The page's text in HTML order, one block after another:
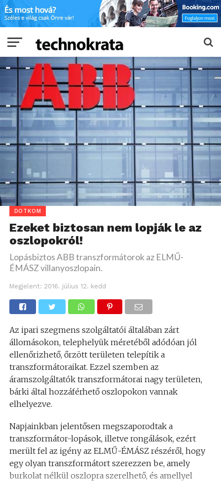
DOTKOM
Ezeket biztosan nem lopják le az
oszlopokról!
Lopásbiztos ABB transzformátorok az ELMŰ-
ÉMÁSZ villanyoszlopain.
Megjelent: 2016. július 12. kedd
Az ipari szegmens szolgáltatói általában zárt
állomásokon, telephelyük méretéből adódóan jól
ellenőrizhető, őrzött területen telepítik a
transzformátoraikat. Ezzel szemben az
áramszolgáltatók transzformátorai nagy területen,
bárki által hozzáférhető oszlopokon vannak
elhelyezve.
Napjainkban jelentősen megszaporodtak a
transzformátor-lopások, illetve rongálások, ezért
merült fel az igény az ELMŰ-ÉMÁSZ részéről, hogy
egy olyan transzformátort szerezzen be, amely
burkolat nélkül oszlopra szerelhető, és amellyel